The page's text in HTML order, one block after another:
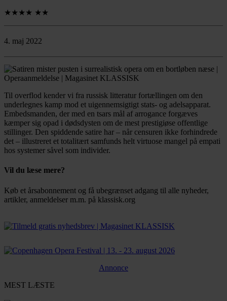
★★★★ ★★
4. maj 2022
Til overflod kender vi fra russisk litteratur fortællingen om den
underlegnes kamp mod et uigennemsigtigt stats- og adelsapparat.
Embedsmanden, der med en tsars mål af arrogance forgæves
kæmper sig opad i dødsdysten om de mest prestigiøse offentlige
stillinger. Den spiddende satire har – når censuren ikke forhindrede
det – illustreret et totalitært samfunds helt virtuose mangel på empati
hos systemer såvel som individer.
Vil du læse mere?
Køb et årsabonnement og få ubegrænset adgang til alle nyheder,
artikler, anmeldelser m.m. på klassisk.org
Annonce
MEST LÆSTE